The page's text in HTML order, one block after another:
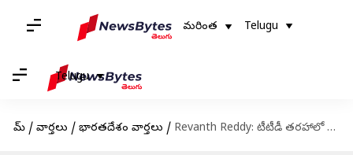
మరింత Telugu
Telugu
హోమ్ / వార్తలు / భారతదేశం వార్తలు / Revanth Reddy: టీటీడీ తరహాలో యాదగిరిగుట్ట దేవస్థానం బోర్డు.. ముఖ్యమంత్రి రేవంత్‌రెడ్డి ఆదేశాలు